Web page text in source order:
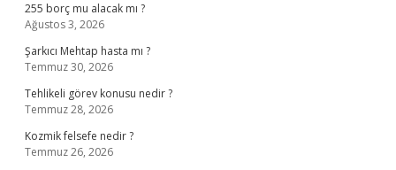
255 borç mu alacak mı ?
Ağustos 3, 2026
Şarkıcı Mehtap hasta mı ?
Temmuz 30, 2026
Tehlikeli görev konusu nedir ?
Temmuz 28, 2026
Kozmik felsefe nedir ?
Temmuz 26, 2026